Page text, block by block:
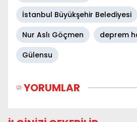
İstanbul Büyükşehir Belediyesi
Nur Aslı Göçmen
deprem
Gülensu
YORUMLAR